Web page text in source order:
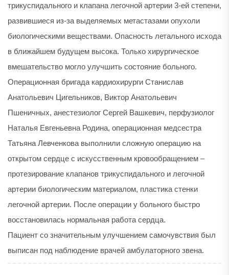
трикуспидального и клапана легочной артерии 3-ей степени,
развившиеся из-за выделяемых метастазами опухоли
биологическими веществами. Опасность летального исхода
в ближайшем будущем высока. Только хирургическое
вмешательство могло улучшить состояние больного.
Операционная бригада кардиохирурги Станислав
Анатольевич Цигельников, Виктор Анатольевич
Пшеничных, анестезиолог Сергей Вашкевич, перфузиолог
Наталья Евгеньевна Родина, операционная медсестра
Татьяна Левченкова выполнили сложную операцию на
открытом сердце с искусственным кровообращением –
протезирование клапанов трикуспидального и легочной
артерии биологическим материалом, пластика стенки
легочной артерии. После операции у больного быстро
восстановилась нормальная работа сердца.
Пациент со значительным улучшением самочувствия был
выписан под наблюдение врачей амбулаторного звена.